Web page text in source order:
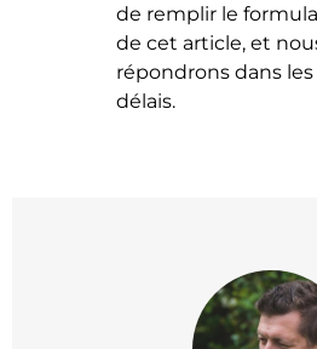
de remplir le
de cet article, et
répondrons dans
délais.